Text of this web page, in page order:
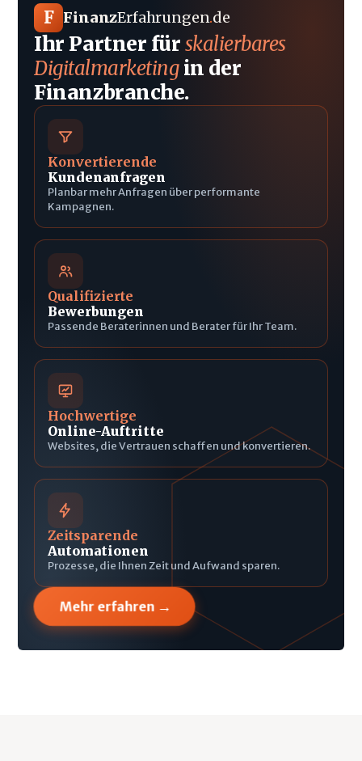
F FinanzErfahrungen.de
Ihr Partner fürskalierbares
Digitalmarketingin der
Finanzbranche.
Konvertierende
Kundenanfragen
Planbar mehr Anfragen über performante
Kampagnen.
Qualifizierte
Bewerbungen
Passende Beraterinnen und Berater für Ihr Team.
Hochwertige
Online-Auftritte
Websites, die Vertrauen schaffen und konvertieren.
Zeitsparende
Automationen
Prozesse, die Ihnen Zeit und Aufwand sparen.
Mehr erfahren →